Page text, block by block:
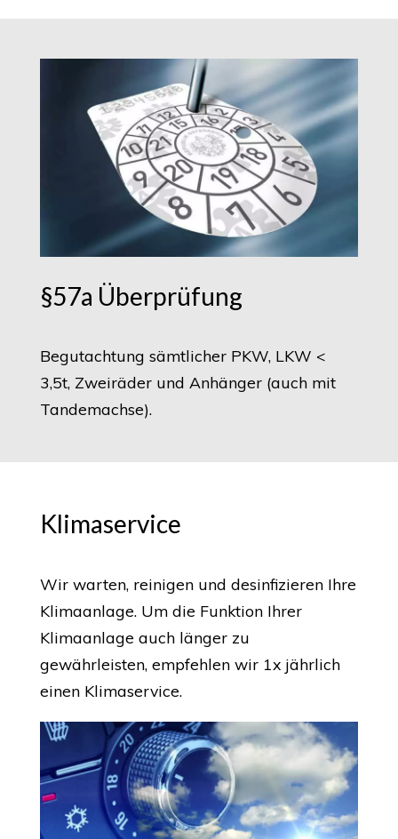
§57a Überprüfung
Begutachtung sämtlicher PKW, LKW <
3,5t, Zweiräder und Anhänger (auch mit
Tandemachse).
Klimaservice
Wir warten, reinigen und desinfizieren Ihre
Klimaanlage. Um die Funktion Ihrer
Klimaanlage auch länger zu
gewährleisten, empfehlen wir 1x jährlich
einen Klimaservice.